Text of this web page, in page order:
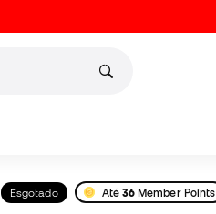
Esgotado Até 36 Member Points